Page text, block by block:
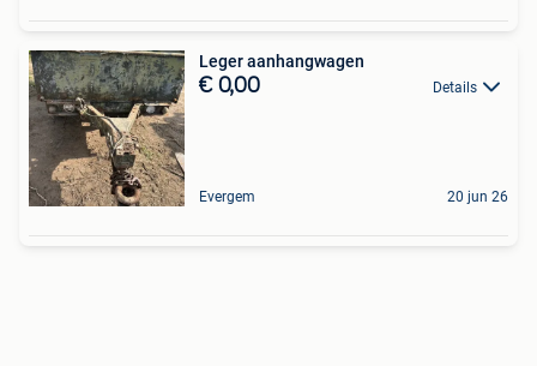
Leger aanhangwagen
€ 0,00 Details
Evergem 20 jun 26